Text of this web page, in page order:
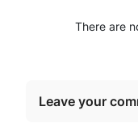
There are
Leave your